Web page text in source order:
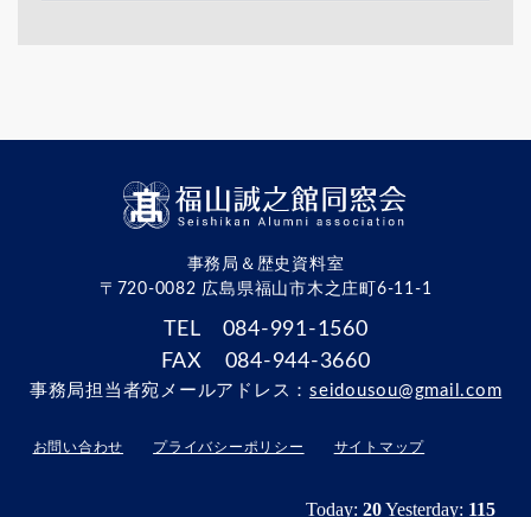
事務局＆歴史資料室
〒720-0082 広島県福山市木之庄町6-11-1
TEL 084-991-1560
FAX 084-944-3660
事務局担当者宛メールアドレス： seidousou@gmail.com
お問い合わせ プライバシーポリシー サイトマップ